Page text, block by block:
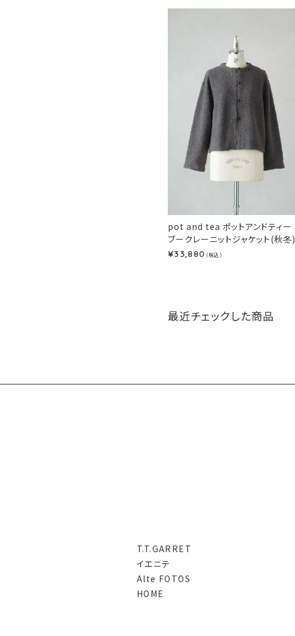
pot and tea ポットアンドティー
ブークレーニットジャケット(秋冬)
¥33,880 （税込）
最近チェックした商品
T.T.GARRET
イエニテ
Alte FOTOS
HOME